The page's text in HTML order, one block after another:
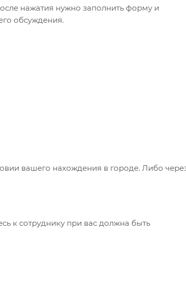
нажатия нужно заполнить форму и
обсуждения.
вашего нахождения в городе. Либо
к сотруднику при вас должна быть